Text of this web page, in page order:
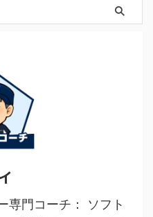
専門コーチ： ソフト